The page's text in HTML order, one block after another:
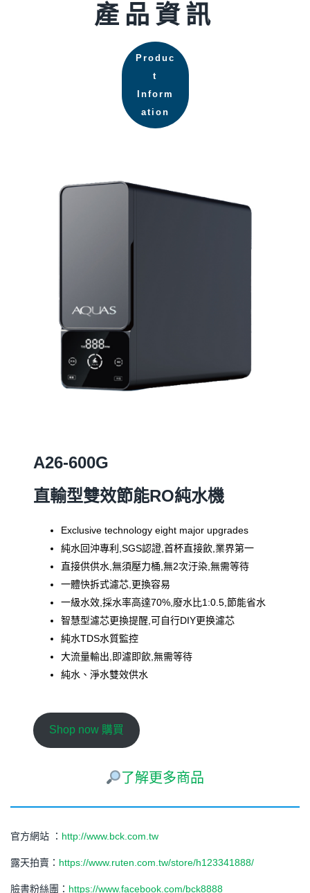
產品資訊
Produc
t
Inform
ation
A26-600G
直輸型雙效節能RO純水機
Exclusive technology eight major upgrades
純水回沖專利,SGS認證,首杯直接飲,業界第一
直接供供水,無須壓力桶,無2次汙染,無需等待
一體快拆式濾芯,更換容易
一級水效,採水率高達70%,廢水比1:0.5,節能省水
智慧型濾芯更換提醒,可自行DIY更换濾芯
純水TDS水質監控
大流量輸出,即濾即飲,無需等待
純水、淨水雙效供水
Shop now 購買
了解更多商品
官方網站 ： http://www.bck.com.tw
露天拍賣： https://www.ruten.com.tw/store/h123341888/
臉書粉絲團： https://www.facebook.com/bck8888